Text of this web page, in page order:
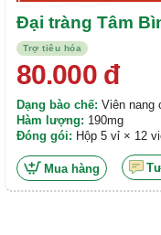
Trợ tiêu hóa
Đại tràng Tâm
80.000đ
Dạng bào chế: Viên nang
Hàm lượng: 190mg
Đóng gói: Hộp 5 vỉ × 12
Mua hàng